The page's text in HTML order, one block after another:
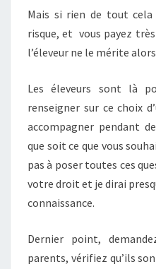
Mais si rien de tout
risque, et vous payez
l’éleveur ne le mérite
Les éleveurs sont là
renseigner sur ce choix
accompagner pendant
que soit ce que vous
pas à poser toutes ces
votre droit et je dirai
connaissance.
Dernier point,
parents, vérifiez qu’ils